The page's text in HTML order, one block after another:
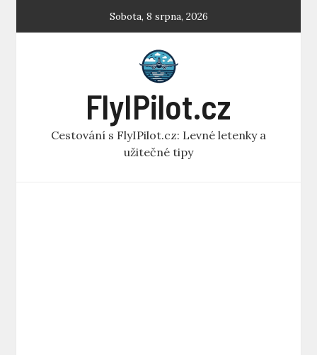
Sobota, 8 srpna, 2026
FlyIPilot.cz
Cestování s FlyIPilot.cz: Levné letenky a
užitečné tipy